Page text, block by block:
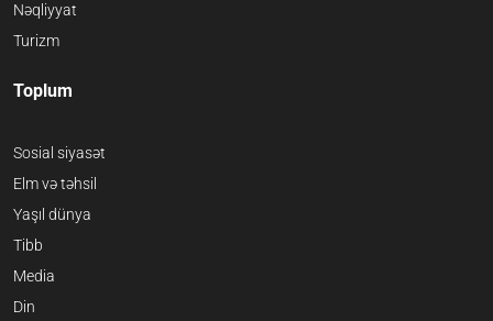
Nəqliyyat
Turizm
Toplum
Sosial siyasət
Elm və təhsil
Yaşıl dünya
Tibb
Media
Din